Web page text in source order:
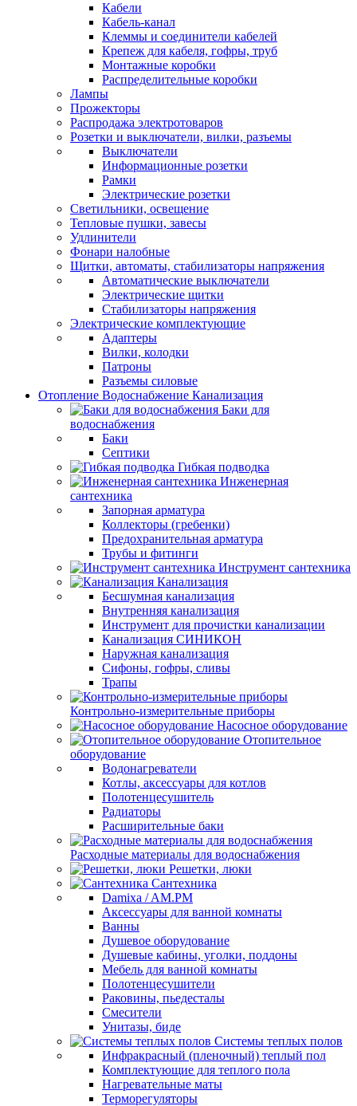
Кабели
Кабель-канал
Клеммы и соединители кабелей
Крепеж для кабеля, гофры, труб
Монтажные коробки
Распределительные коробки
Лампы
Прожекторы
Распродажа электротоваров
Розетки и выключатели, вилки, разъемы
Выключатели
Информационные розетки
Рамки
Электрические розетки
Светильники, освещение
Тепловые пушки, завесы
Удлинители
Фонари налобные
Щитки, автоматы, стабилизаторы напряжения
Автоматические выключатели
Электрические щитки
Стабилизаторы напряжения
Электрические комплектующие
Адаптеры
Вилки, колодки
Патроны
Разъемы силовые
Отопление Водоснабжение Канализация
Баки для
водоснабжения
Баки
Септики
Гибкая подводка
Инженерная
сантехника
Запорная арматура
Коллекторы (гребенки)
Предохранительная арматура
Трубы и фитинги
Инструмент сантехника
Канализация
Бесшумная канализация
Внутренняя канализация
Инструмент для прочистки канализации
Канализация СИНИКОН
Наружная канализация
Сифоны, гофры, сливы
Трапы
Контрольно-измерительные приборы
Насосное оборудование
Отопительное
оборудование
Водонагреватели
Котлы, аксессуары для котлов
Полотенцесушитель
Радиаторы
Расширительные баки
Расходные материалы для водоснабжения
Решетки, люки
Сантехника
Damixa / AM.PM
Аксессуары для ванной комнаты
Ванны
Душевое оборудование
Душевые кабины, уголки, поддоны
Мебель для ванной комнаты
Полотенцесушители
Раковины, пьедесталы
Смесители
Унитазы, биде
Системы теплых полов
Инфракрасный (пленочный) теплый пол
Комплектующие для теплого пола
Нагревательные маты
Терморегуляторы